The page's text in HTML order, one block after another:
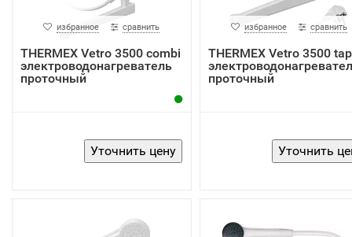
избранное сравнить
THERMEX Vetro 3500 combi
электроводонагреватель
проточный
избранное сравнить
THERMEX Vetro 3500 tap
проточный